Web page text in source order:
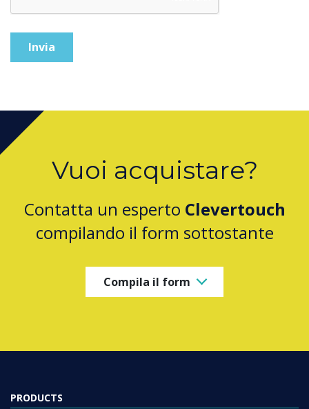
Vuoi acquistare?
Contatta un esperto Clevertouch
compilando il form sottostante
Compila il form
PRODUCTS